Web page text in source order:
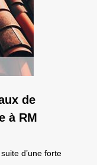
de
à RM
d’une forte